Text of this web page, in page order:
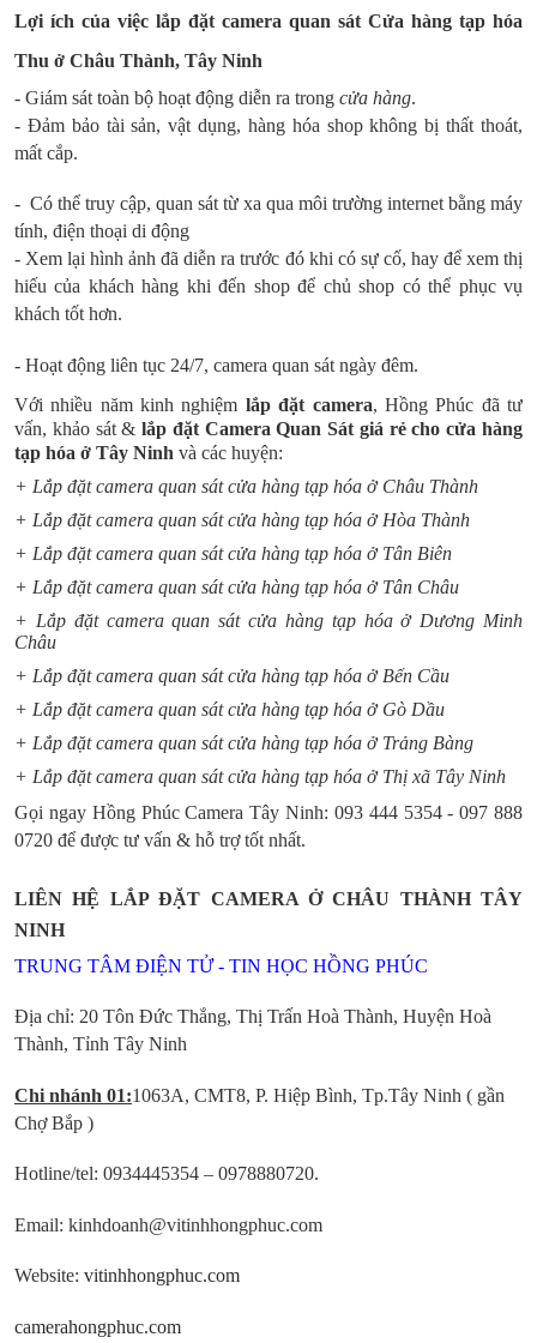
Lợi ích của việc lắp đặt camera quan sát Cửa hàng tạp hóa
Thu ở Châu Thành, Tây Ninh
- Giám sát toàn bộ hoạt động diễn ra trong cửa hàng.
- Đảm bảo tài sản, vật dụng, hàng hóa shop không bị thất thoát,
mất cắp.
- Có thể truy cập, quan sát từ xa qua môi trường internet bằng máy
tính, điện thoại di động
- Xem lại hình ảnh đã diễn ra trước đó khi có sự cố, hay để xem thị
hiếu của khách hàng khi đến shop để chủ shop có thể phục vụ
khách tốt hơn.
- Hoạt động liên tục 24/7, camera quan sát ngày đêm.
Với nhiều năm kinh nghiệm lắp đặt camera, Hồng Phúc đã tư
vấn, khảo sát &lắp đặt Camera Quan Sát giá rẻ cho cửa hàng
tạp hóa ở Tây Ninh và các huyện:
+ Lắp đặt camera quan sát cửa hàng tạp hóa ở Châu Thành
+ Lắp đặt camera quan sát cửa hàng tạp hóa ở Hòa Thành
+ Lắp đặt camera quan sát cửa hàng tạp hóa ở Tân Biên
+ Lắp đặt camera quan sát cửa hàng tạp hóa ở Tân Châu
+ Lắp đặt camera quan sát cửa hàng tạp hóa ở Dương Minh
Châu
+ Lắp đặt camera quan sát cửa hàng tạp hóa ở Bến Cầu
+ Lắp đặt camera quan sát cửa hàng tạp hóa ở Gò Dầu
+ Lắp đặt camera quan sát cửa hàng tạp hóa ở Trảng Bàng
+ Lắp đặt camera quan sát cửa hàng tạp hóa ở Thị xã Tây Ninh
Gọi ngay Hồng Phúc Camera Tây Ninh: 093 444 5354 - 097 888
0720 để được tư vấn & hỗ trợ tốt nhất.
LIÊN HỆ LẮP ĐẶT CAMERA Ở CHÂU THÀNH TÂY
NINH
TRUNG TÂM ĐIỆN TỬ - TIN HỌC HỒNG PHÚC
Địa chỉ: 20 Tôn Đức Thắng, Thị Trấn Hoà Thành, Huyện Hoà
Thành, Tỉnh Tây Ninh
Chi nhánh 01:1063A, CMT8, P. Hiệp Bình, Tp.Tây Ninh ( gần
Chợ Bắp )
Hotline/tel: 0934445354 – 0978880720.
Email: kinhdoanh@vitinhhongphuc.com
Website: vitinhhongphuc.com
camerahongphuc.com